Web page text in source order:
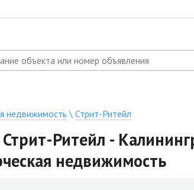
недвижимость \ Стрит-Ритейл
Ритейл -
недвижимость